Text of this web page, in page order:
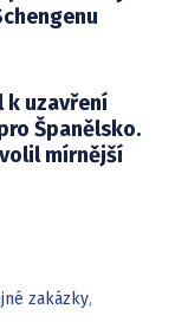
k uzavření
Španělsko.
mírnější
zakázky,